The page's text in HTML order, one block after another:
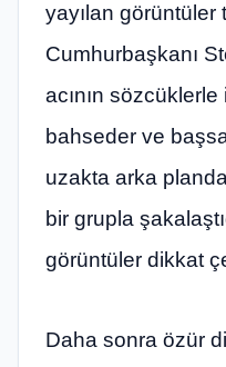
yayılan görüntüler
Cumhurbaşkanı
acının
bahseder ve
uzakta arka
bir grupla
görüntüler dikkat
Daha sonra özür